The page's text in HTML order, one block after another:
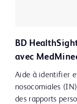
BD
avec
Aide à identifier
nosocomiales
des rapports